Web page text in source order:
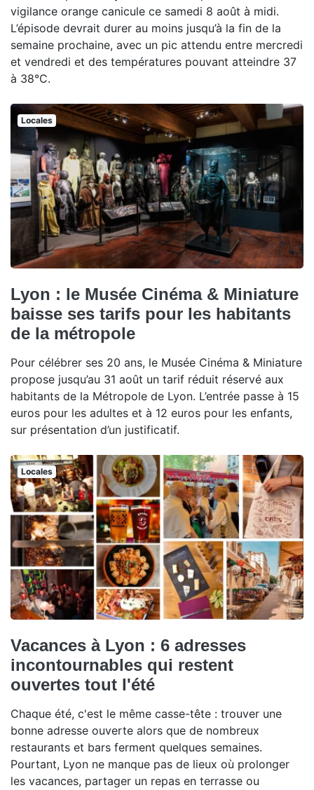
vigilance orange canicule ce samedi 8 août à midi.
L’épisode devrait durer au moins jusqu’à la fin de la
semaine prochaine, avec un pic attendu entre mercredi
et vendredi et des températures pouvant atteindre 37
à 38°C.
Locales
Lyon : le Musée Cinéma & Miniature
baisse ses tarifs pour les habitants
de la métropole
Pour célébrer ses 20 ans, le Musée Cinéma & Miniature
propose jusqu’au 31 août un tarif réduit réservé aux
habitants de la Métropole de Lyon. L’entrée passe à 15
euros pour les adultes et à 12 euros pour les enfants,
sur présentation d’un justificatif.
Locales
Vacances à Lyon : 6 adresses
incontournables qui restent
ouvertes tout l'été
Chaque été, c'est le même casse-tête : trouver une
bonne adresse ouverte alors que de nombreux
restaurants et bars ferment quelques semaines.
Pourtant, Lyon ne manque pas de lieux où prolonger
les vacances, partager un repas en terrasse ou